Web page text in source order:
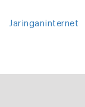
Jaringaninternet